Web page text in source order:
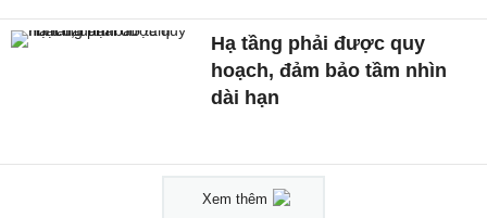
Hạ tầng phải được quy
hoạch, đảm bảo tầm nhìn
dài hạn
Xem thêm